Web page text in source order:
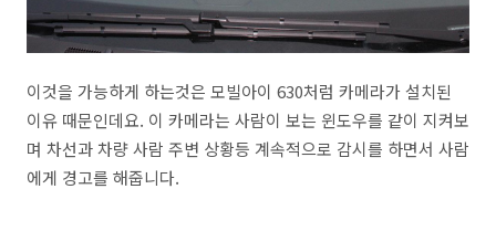
이것을 가능하게 하는것은 모빌아이 630처럼 카메라가 설치된
이유 때문인데요. 이 카메라는 사람이 보는 윈도우를 같이 지켜보
며 차선과 차량 사람 주변 상황등 계속적으로 감시를 하면서 사람
에게 경고를 해줍니다.